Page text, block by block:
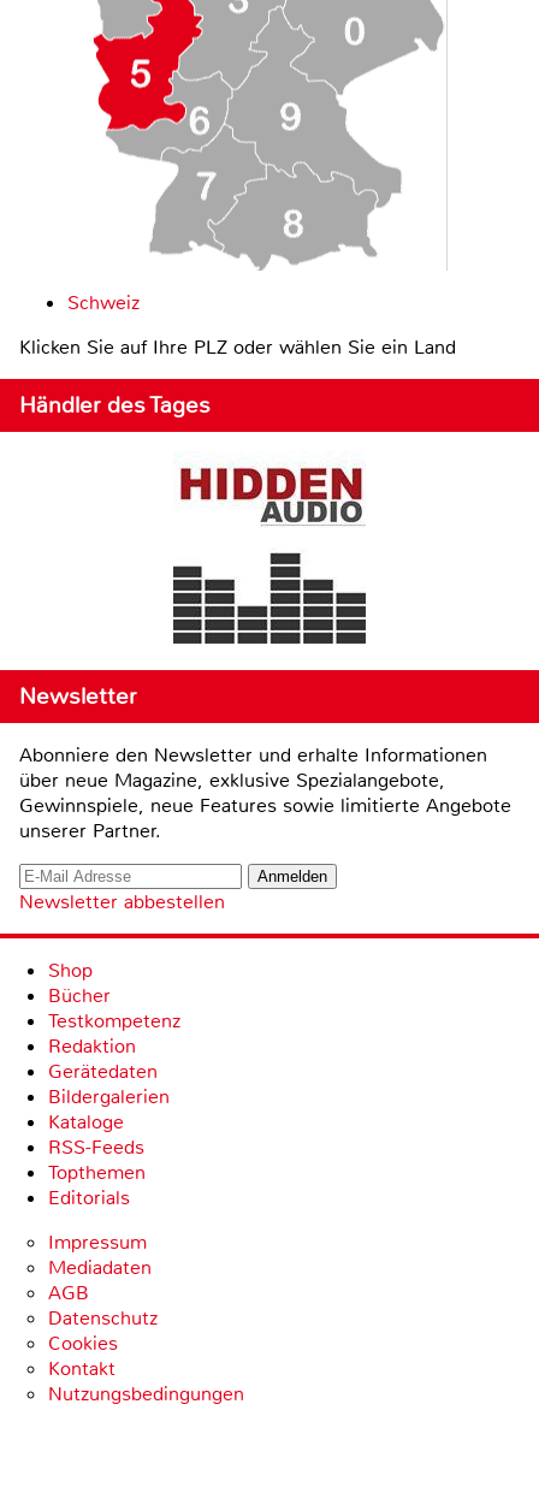
Schweiz
Klicken Sie auf Ihre PLZ oder wählen Sie ein Land
Händler des Tages
Newsletter
Abonniere den Newsletter und erhalte Informationen
über neue Magazine, exklusive Spezialangebote,
Gewinnspiele, neue Features sowie limitierte Angebote
unserer Partner.
Newsletter abbestellen
Shop
Bücher
Testkompetenz
Redaktion
Gerätedaten
Bildergalerien
Kataloge
RSS-Feeds
Topthemen
Editorials
Impressum
Mediadaten
AGB
Datenschutz
Cookies
Kontakt
Nutzungsbedingungen